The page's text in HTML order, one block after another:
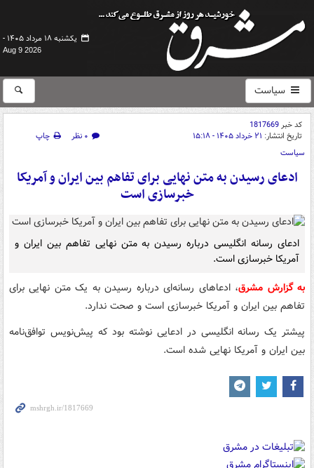
یکشنبه ۱۸ مرداد ۱۴۰۵ -
Aug 9 2026
سیاست
کد خبر1817669
تاریخ انتشار: ۲۱ خرداد ۱۴۰۵ - ۱۵:۱۸ ۰ نظر
چاپ
سیاست
ادعای رسیدن به متن نهایی برای تفاهم بین ایران و آمریکا
خبرسازی است
ادعای رسانه‌ انگلیسی درباره رسیدن به متن نهایی تفاهم بین ایران و
آمریکا خبرسازی است.
به گزارش مشرق، ادعاهای رسانه‌ای درباره رسیدن به یک متن نهایی برای
تفاهم بین ایران و آمریکا خبرسازی است و صحت ندارد.
پیشتر یک رسانه انگلیسی در ادعایی نوشته بود که پیش‌نویس توافق‌نامه
بین ایران و آمریکا نهایی شده است.